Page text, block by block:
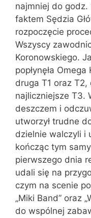
najmniej do godz.
faktem Sędzia
rozpoczęcie
Wszyscy
Koronowskiego.
popłynęła
druga T1 oraz
najliczniejsze T3.
deszczem i
utworzył trudne
dzielnie walczyli i
kończąc tym
pierwszego dnia
udali się na
czym na scenie
„Miki Band” oraz
do wspólnej